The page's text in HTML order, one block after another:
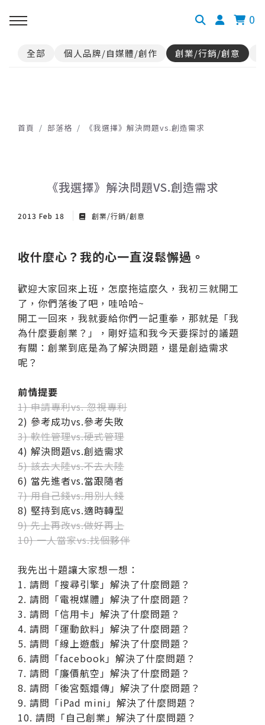
0
全部 個人品牌/自媒體/創作 創業/行銷/創意
首頁 部落格 《我選擇》解決問題vs.創造需求
《我選擇》解決問題VS.創造需求
2013 Feb 18 創業/行銷/創意
收什麼心？我的心一直沒鬆懈過。
歡迎大家回來上班，怎麼拖這麼久，我初三就開工
了，你們落後了吧，哇哈哈~
開工一回來，我就要給你們一記重拳，那就是「我
為什麼要創業？」，剛好這和我今天要探討的議題
有關：創業到底是為了解決問題，還是創造需求
呢？
前情提要
1) 申請專利vs. 忽視專利
2) 參考成功vs.參考失敗
3) 軟性管理vs.硬式管理
4) 解決問題vs.創造需求
5) 該去大陸vs.不去大陸
6) 當先進者vs.當跟隨者
7) 用自己錢vs.用別人錢
8) 堅持到底vs.適時轉型
9) 先上再改vs.做好再上
10) 一人當家vs.找個夥伴
我先出十題讓大家想一想：
1. 請問「搜尋引擎」解決了什麼問題？
2. 請問「電視媒體」解決了什麼問題？
3. 請問「信用卡」解決了什麼問題？
4. 請問「運動飲料」解決了什麼問題？
5. 請問「線上遊戲」解決了什麼問題？
6. 請問「facebook」解決了什麼問題？
7. 請問「廉價航空」解決了什麼問題？
8. 請問「後宮甄嬛傳」解決了什麼問題？
9. 請問「iPad mini」解決了什麼問題？
10. 請問「自己創業」解決了什麼問題？